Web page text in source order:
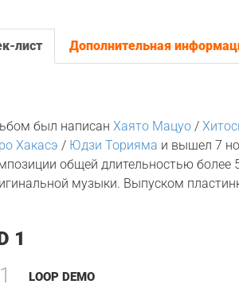
лист Дополнительная
был написанХаято Мацуо /
Хакасэ / Юдзи Торияма и вышел 7
общей длительностью более
музыки. Выпуском
1
1 LOOP DEMO